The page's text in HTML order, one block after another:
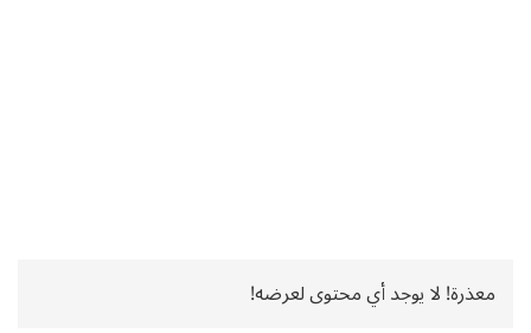
معذرة! لا يوجد أي محتوى لعرضه!